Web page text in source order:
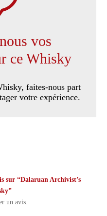
vos
ce Whisky
faites-nous part
votre expérience.
sur “Dalaruan Archivist’s
un avis.